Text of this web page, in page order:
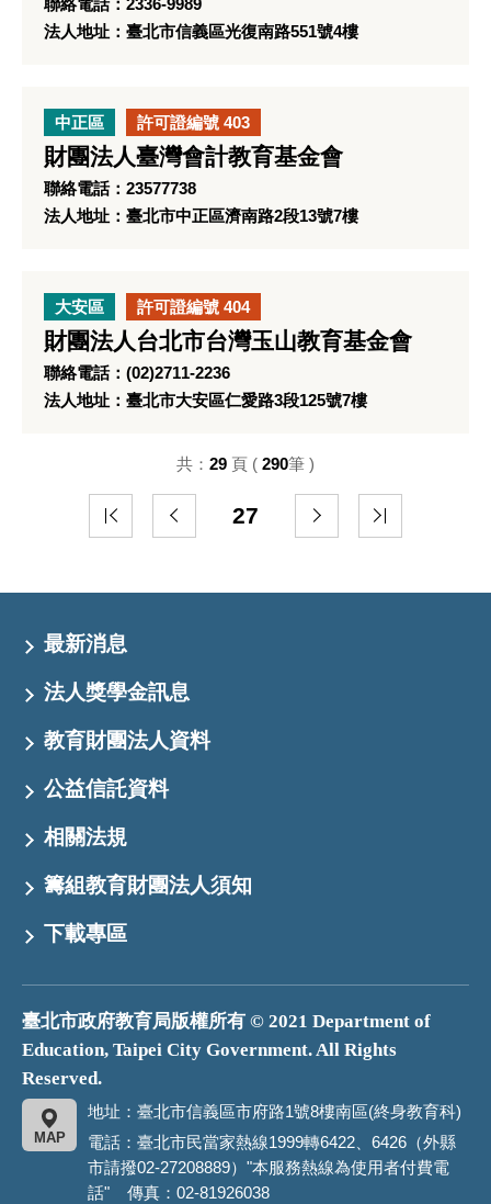
聯絡電話：2336-9989
法人地址：臺北市信義區光復南路551號4樓
中正區 許可證編號 403
財團法人臺灣會計教育基金會
聯絡電話：23577738
法人地址：臺北市中正區濟南路2段13號7樓
大安區 許可證編號 404
財團法人台北市台灣玉山教育基金會
聯絡電話：(02)2711-2236
法人地址：臺北市大安區仁愛路3段125號7樓
27
共： 29 頁 ( 290筆 )
最新消息
法人獎學金訊息
教育財團法人資料
公益信託資料
相關法規
籌組教育財團法人須知
下載專區
臺北市政府教育局版權所有 © 2021 Department of
Education, Taipei City Government. All Rights
Reserved.
地址：臺北市信義區市府路1號8樓南區(終身教育科)
MAP
電話：臺北市民當家熱線1999轉6422、6426（外縣
市請撥02-27208889）"本服務熱線為使用者付費電
話" 傳真：02-81926038